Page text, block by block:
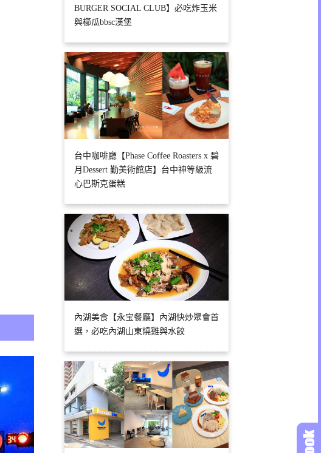
BURGER SOCIAL CLUB】必吃炸玉米
與櫛瓜bbsc漢堡
台中咖啡廳【Phase Coffee Roasters x 碧
月Dessert 勤美術館店】台中神等級流
心巴斯克蛋糕
內湖美食【永宝餐廳】內湖快炒聚會首
選，必吃內湖山東燒雞與水餃